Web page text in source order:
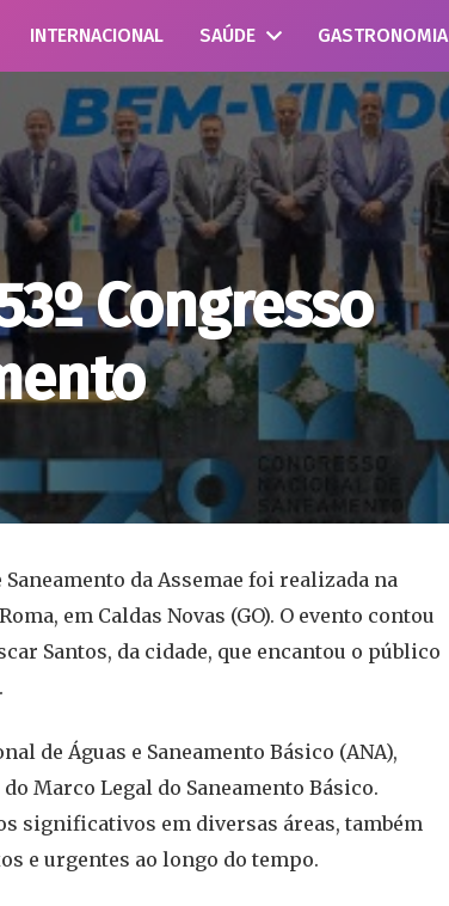
INTERNACIONAL SAÚDE GASTRONOMIA
Congresso
da Assemae foi realizada na
em Caldas Novas (GO). O evento contou
Santos, da cidade, que encantou o público
de Águas e Saneamento Básico (ANA),
Marco Legal do Saneamento Básico.
significativos em diversas áreas, também
e urgentes ao longo do tempo.